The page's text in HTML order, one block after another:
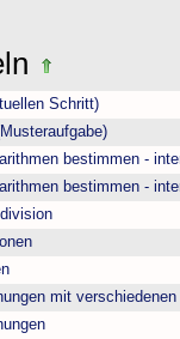
Schritt)
bestimmen -
bestimmen -
mit verschiedenen